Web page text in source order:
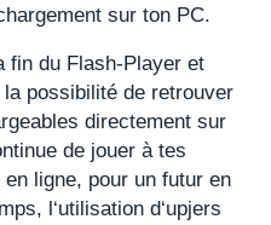
sur ton PC.
fin du Flash-Player et
possibilité de retrouver
directement sur
de jouer à tes
ligne, pour un futur en
l‘utilisation d‘upjers